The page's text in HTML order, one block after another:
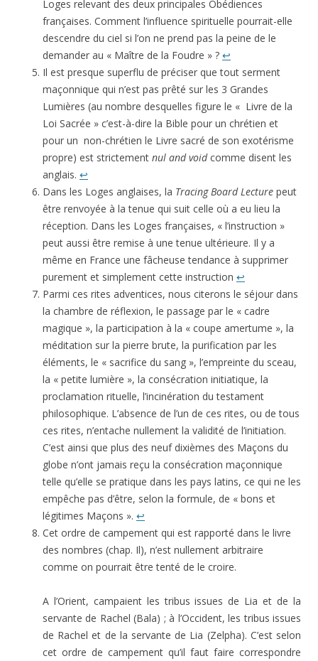
Loges relevant des deux princi­pales Obédiences
françaises. Comment l’influence spirituelle pourrait-elle
descendre du ciel si l’on ne prend pas la peine de le
demander au « Maître de la Foudre » ? ↩
Il est presque superflu de préciser que tout serment
maçonnique qui n’est pas prêté sur les 3 Grandes
Lumières (au nombre desquelles figure le « Livre de la
Loi Sacrée » c’est-à-dire la Bible pour un chrétien et
pour un non-chrétien le Livre sacré de son exotérisme
propre) est strictement nul and voidcomme disent les
anglais. ↩
Dans les Loges anglaises, la Tracing Board Lecture peut
être renvoyée à la tenue qui suit celle où a eu lieu la
réception. Dans les Loges françaises, « l’instruction »
peut aussi être remise à une tenue ultérieure. Il y a
même en France une fâcheuse tendance à supprimer
purement et simplement cette instruction ↩
Parmi ces rites adventices, nous citerons le séjour dans
la chambre de réflexion, le passage par le « cadre
magique », la participation à la « coupe amertume », la
méditation sur la pierre brute, la purification par les
éléments, le « sacrifice du sang », l’empreinte du sceau,
la « petite lumière », la consécration initiatique, la
proclamation rituelle, l’incinération du testament
philosophique. L’absence de l’un de ces rites, ou de tous
ces rites, n’entache nullement la validité de l’initiation.
C’est ainsi que plus des neuf dixièmes des Maçons du
globe n’ont jamais reçu la consécration maçonnique
telle qu’elle se pratique dans les pays latins, ce qui ne les
empêche pas d’être, selon la formule, de « bons et
légitimes Maçons ». ↩
Cet ordre de campement qui est rapporté dans le livre
des nombres (chap. Il), n’est nullement arbitraire
comme on pourrait être tenté de le croire.
A l’Orient, campaient les tribus issues de Lia et de la
servante de Rachel (Bala) ; à l’Occident, les tribus issues
de Rachel et de la servante de Lia (Zelpha). C’est selon
cet ordre de campement qu’il faut faire correspondre